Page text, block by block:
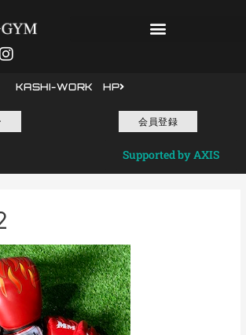
KASHI-WORK HP
会員登録
Supported by AXIS